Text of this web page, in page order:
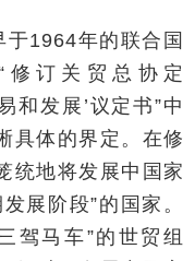
于1964年的联合国
订关贸总协定
和发展’议定书”中
具体的界定。在修
统地将发展中国家
展阶段”的国家。
驾马车”的世贸组